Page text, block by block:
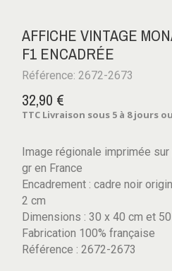
AFFICHE VINTAGE
F1 ENCADRÉE
Référence: 2672-2673
32,90 €
TTC Livraison sous 5 à 8 jours
Image régionale imprimée
gr en France
Encadrement : cadre noir
2 cm
Dimensions : 30 x 40 cm et 50
Fabrication 100% française
Référence : 2672-2673